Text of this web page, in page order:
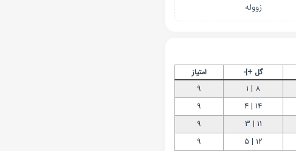
زووله
گل +|- امتیاز
8 | 1
9
14 | 4
9
11 | 3
9
12 | 5
9